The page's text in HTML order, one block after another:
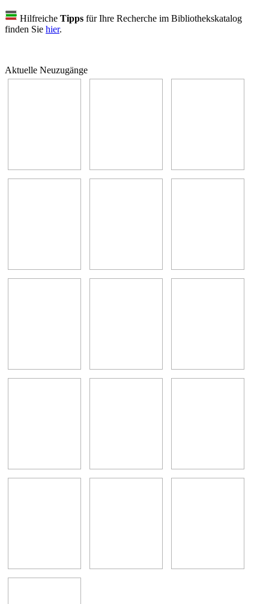
Hilfreiche Tipps für Ihre Recherche im Bibliothekskatalog
finden Sie hier.
Aktuelle Neuzugänge